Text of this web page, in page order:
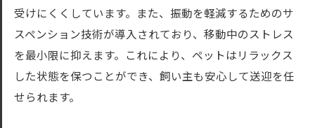
受けにくくしています。また、振動を軽減するためのサ
スペンション技術が導入されており、移動中のストレス
を最小限に抑えます。これにより、ペットはリラックス
した状態を保つことができ、飼い主も安心して送迎を任
せられます。